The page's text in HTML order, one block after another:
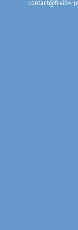
contact@frei04-